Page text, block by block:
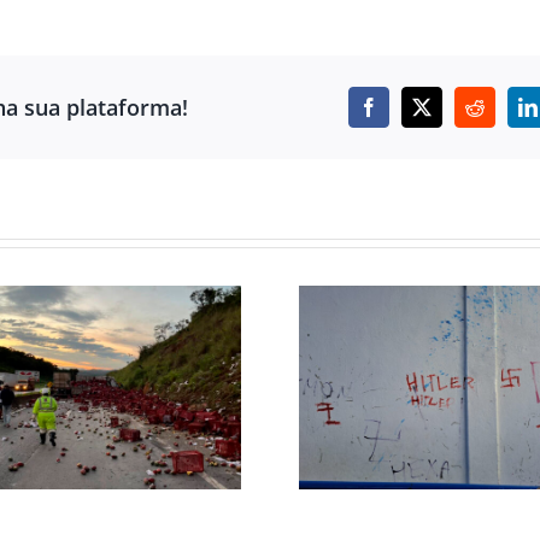
sua plataforma! Facebook
X Reddit
ESCOLA DE
CONTAGEM É ALVO
DE VANDALISMO
COM PIXAÇÕES E
SÍMBOLOS
NEONAZISTAS
AGÊNCIA
COPASA
PASSAR POR
CIDADES
GRANDE